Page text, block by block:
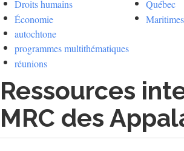
Droits humains
Économie
autochtone
programmes multithématiques
réunions
Québec
Maritimes
Ressources
MRC des